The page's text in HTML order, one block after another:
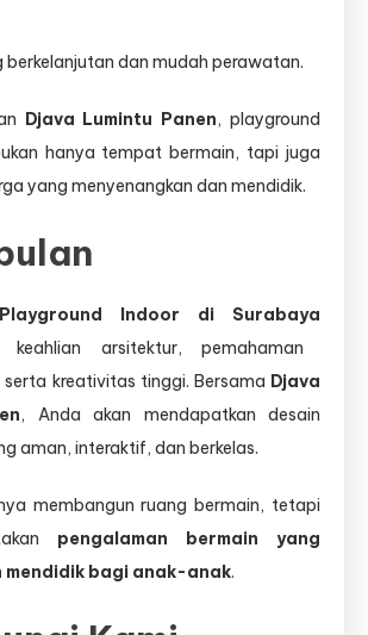
berkelanjutan dan mudah perawatan.
Djava Lumintu Panen, playground
hanya tempat bermain, tapi juga
yang menyenangkan dan mendidik.
Playground Indoor di Surabaya
keahlian arsitektur, pemahaman
serta kreativitas tinggi. Bersama Djava
, Anda akan mendapatkan desain
aman, interaktif, dan berkelas.
membangun ruang bermain, tetapi
pengalaman bermain yang
mendidik bagi anak-anak.